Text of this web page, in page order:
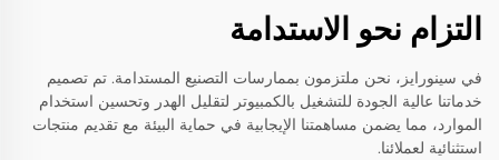
التزام نحو الاستدامة
في سينورايز، نحن ملتزمون بممارسات التصنيع المستدامة. تم تصميم
خدماتنا عالية الجودة للتشغيل بالكمبيوتر لتقليل الهدر وتحسين استخدام
الموارد، مما يضمن مساهمتنا الإيجابية في حماية البيئة مع تقديم منتجات
استثنائية لعملائنا.